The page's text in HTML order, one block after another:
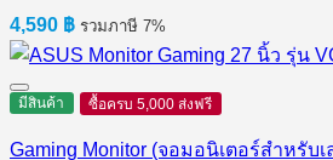
4,590 ฿ รวมภาษี 7%
มีสินค้า ซื้อครบ 5,000 ส่งฟรี
Gaming Monitor (จอมอนิเตอร์สำหรับ